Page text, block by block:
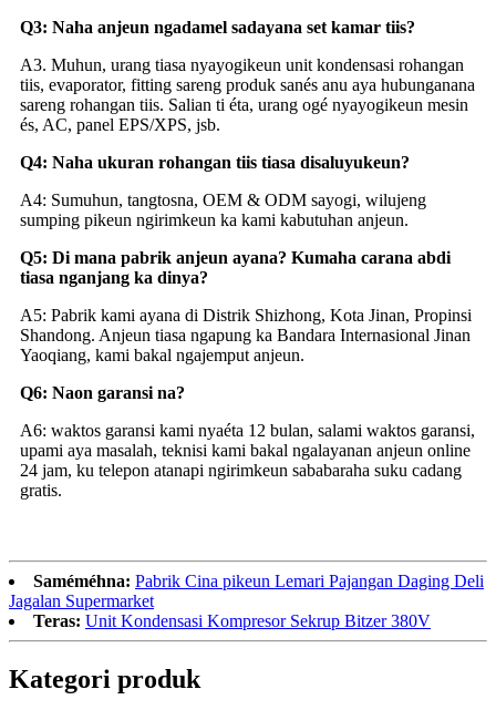
Q3: Naha anjeun ngadamel sadayana set kamar tiis?
A3. Muhun, urang tiasa nyayogikeun unit kondensasi rohangan
tiis, evaporator, fitting sareng produk sanés anu aya hubunganana
sareng rohangan tiis. Salian ti éta, urang ogé nyayogikeun mesin
és, AC, panel EPS/XPS, jsb.
Q4: Naha ukuran rohangan tiis tiasa disaluyukeun?
A4: Sumuhun, tangtosna, OEM & ODM sayogi, wilujeng
sumping pikeun ngirimkeun ka kami kabutuhan anjeun.
Q5: Di mana pabrik anjeun ayana? Kumaha carana abdi
tiasa nganjang ka dinya?
A5: Pabrik kami ayana di Distrik Shizhong, Kota Jinan, Propinsi
Shandong. Anjeun tiasa ngapung ka Bandara Internasional Jinan
Yaoqiang, kami bakal ngajemput anjeun.
Q6: Naon garansi na?
A6: waktos garansi kami nyaéta 12 bulan, salami waktos garansi,
upami aya masalah, teknisi kami bakal ngalayanan anjeun online
24 jam, ku telepon atanapi ngirimkeun sababaraha suku cadang
gratis.
Saméméhna: Pabrik Cina pikeun Lemari Pajangan Daging Deli
Jagalan Supermarket
Teras: Unit Kondensasi Kompresor Sekrup Bitzer 380V
Kategori produk